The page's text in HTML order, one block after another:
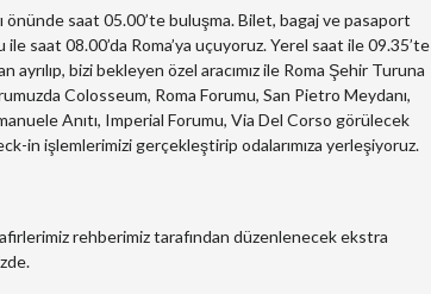
önünde saat 05.00’te buluşma. Bilet, bagaj ve pasaport
saat 08.00’da Roma’ya uçuyoruz. Yerel saat ile 09.35’te
ayrılıp, bizi bekleyen özel aracımız ile Roma Şehir Turuna
Colosseum, Roma Forumu, San Pietro Meydanı,
Anıtı, Imperial Forumu, Via Del Corso görülecek
in işlemlerimizi gerçekleştirip odalarımıza yerleşiyoruz.
rehberimiz tarafından düzenlenecek ekstra